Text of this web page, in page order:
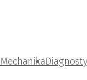
Mechanika